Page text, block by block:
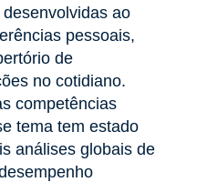
ao
pessoais,
de
no cotidiano.
competências
tema tem estado
análises globais de